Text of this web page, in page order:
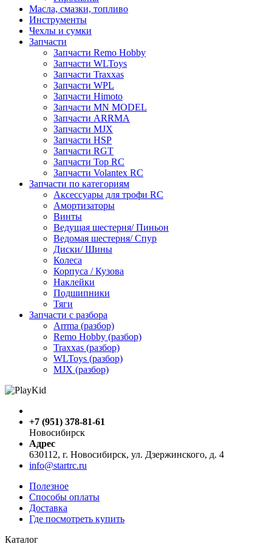
Масла, смазки, топливо
Инструменты
Чехлы и сумки
Запчасти
Запчасти Remo Hobby
Запчасти WLToys
Запчасти Traxxas
Запчасти WPL
Запчасти Himoto
Запчасти MN MODEL
Запчасти ARRMA
Запчасти MJX
Запчасти HSP
Запчасти RGT
Запчасти Top RC
Запчасти Volantex RC
Запчасти по категориям
Аксессуары для трофи RC
Амортизаторы
Винты
Ведущая шестерня/ Пиньон
Ведомая шестерня/ Спур
Диски/ Шины
Колеса
Корпуса / Кузова
Наклейки
Подшипники
Тяги
Запчасти с разбора
Arrma (разбор)
Remo Hobby (разбор)
Traxxas (разбор)
WLToys (разбор)
MJX (разбор)
+7 (951) 378-81-61
Новосибирск
Адрес
630112, г. Новосибирск, ул. Дзержинского, д. 4
info@startrc.ru
Полезное
Способы оплаты
Доставка
Где посмотреть купить
Каталог